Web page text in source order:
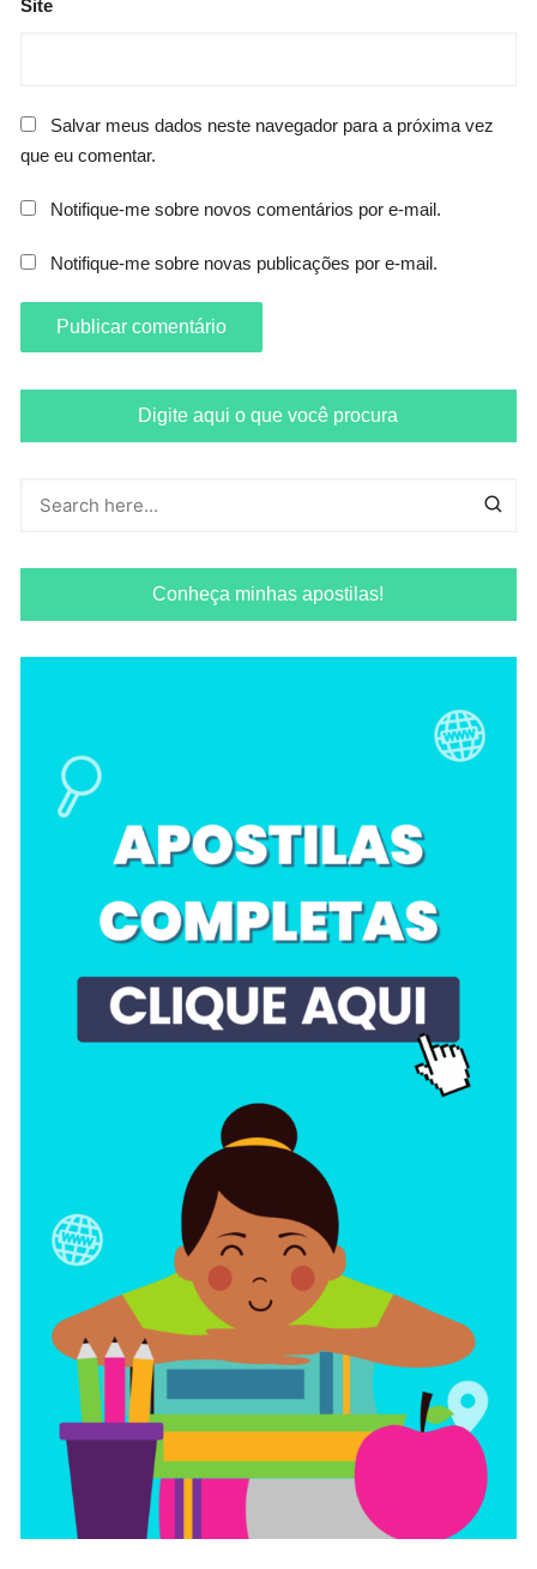
Site
Salvar meus dados neste navegador para a próxima vez
que eu comentar.
Notifique-me sobre novos comentários por e-mail.
Notifique-me sobre novas publicações por e-mail.
Digite aqui o que você procura
Conheça minhas apostilas!